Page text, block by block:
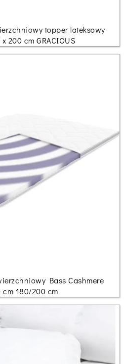
topper lateksowy
200 cm GRACIOUS
Bass Cashmere
cm 180/200 cm